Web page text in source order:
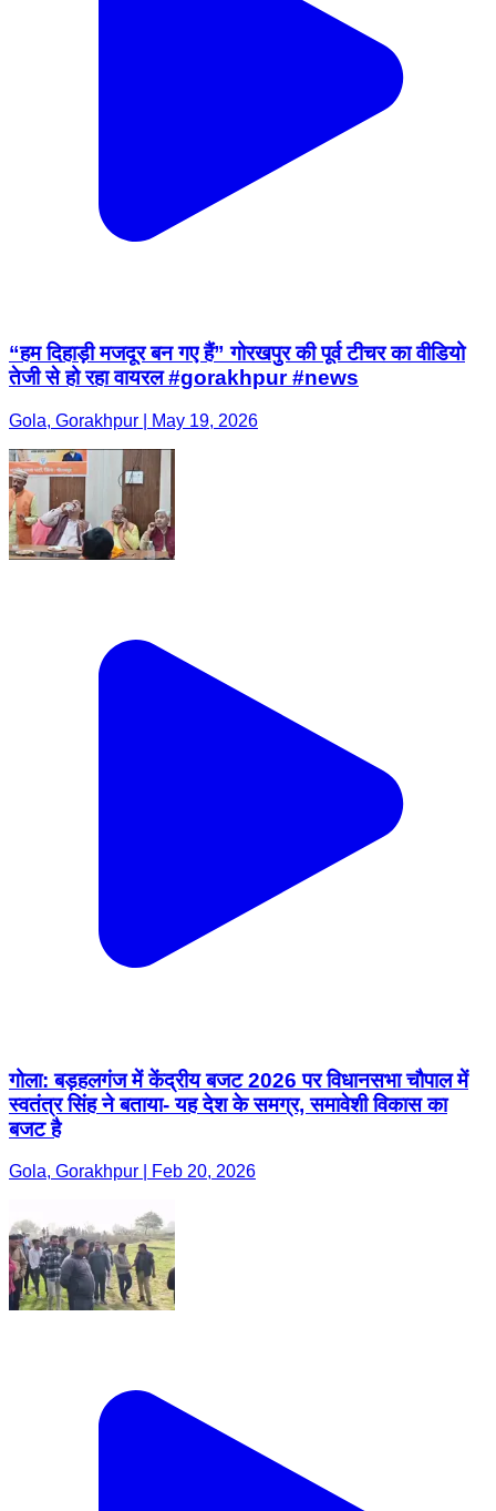
“हम दिहाड़ी मजदूर बन गए हैं” गोरखपुर की पूर्व टीचर का वीडियो
तेजी से हो रहा वायरल #gorakhpur #news
Gola, Gorakhpur | May 19, 2026
गोला: बड़हलगंज में केंद्रीय बजट 2026 पर विधानसभा चौपाल में
स्वतंत्र सिंह ने बताया- यह देश के समग्र, समावेशी विकास का
बजट है
Gola, Gorakhpur | Feb 20, 2026